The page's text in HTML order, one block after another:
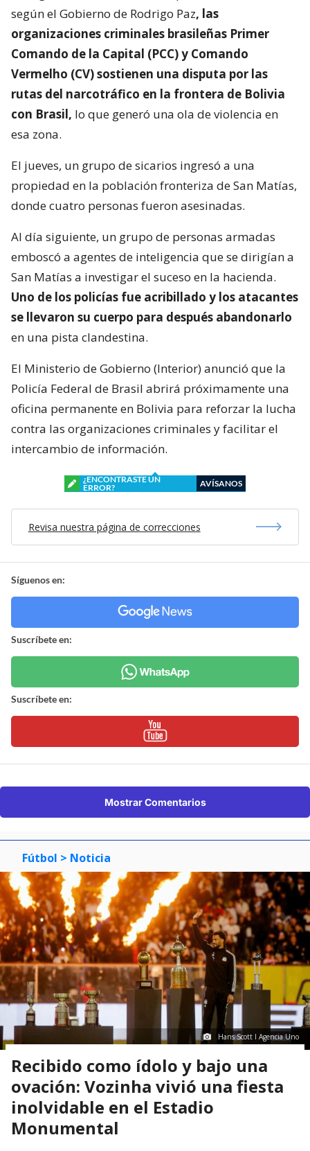
según el Gobierno de Rodrigo Paz, las
organizaciones criminales brasileñas Primer
Comando de la Capital (PCC) y Comando
Vermelho (CV) sostienen una disputa por las
rutas del narcotráfico en la frontera de Bolivia
con Brasil, lo que generó una ola de violencia en
esa zona.
El jueves, un grupo de sicarios ingresó a una
propiedad en la población fronteriza de San Matías,
donde cuatro personas fueron asesinadas.
Al día siguiente, un grupo de personas armadas
emboscó a agentes de inteligencia que se dirigían a
San Matías a investigar el suceso en la hacienda.
Uno de los policías fue acribillado y los atacantes
se llevaron su cuerpo para después abandonarlo
en una pista clandestina.
El Ministerio de Gobierno (Interior) anunció que la
Policía Federal de Brasil abrirá próximamente una
oficina permanente en Bolivia para reforzar la lucha
contra las organizaciones criminales y facilitar el
intercambio de información.
¿ENCONTRASTE UN
ERROR?
AVÍSANOS
Revisa nuestra página de correcciones
Síguenos en:
Suscríbete en:
Suscríbete en:
Mostrar Comentarios
Fútbol > Noticia
Hans Scott I Agencia Uno
Recibido como ídolo y bajo una
ovación: Vozinha vivió una fiesta
inolvidable en el Estadio
Monumental